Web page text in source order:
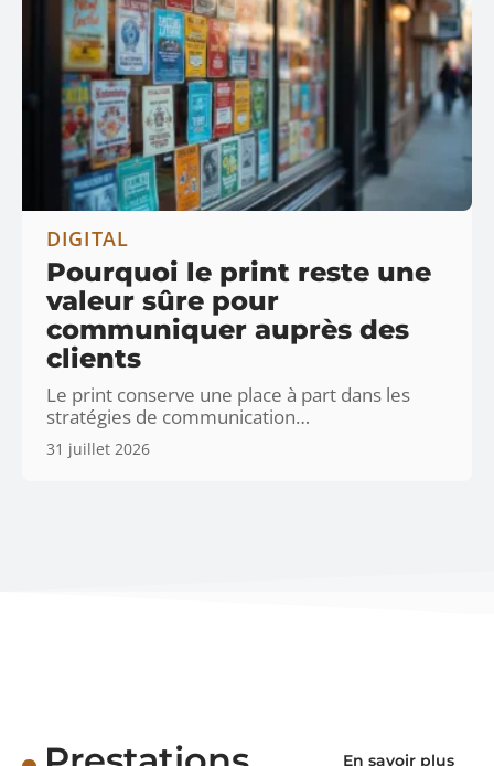
DIGITAL
Pourquoi le print reste une
valeur sûre pour
communiquer auprès des
clients
Le print conserve une place à part dans les
stratégies de communication…
31 juillet 2026
En savoir plus
architecte